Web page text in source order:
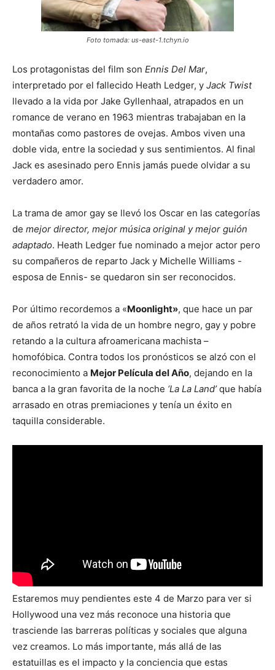
Foto tomada: us-east-1.tchyn.io
Los protagonistas del film son Ennis Del Mar,
interpretado por el fallecido Heath Ledger, y Jack Twist
llevado a la vida por Jake Gyllenhaal, atrapados en un
romance de verano en 1963 mientras trabajaban en la
montañas como pastores de ovejas. Ambos viven una
doble vida, entre la sociedad y sus sentimientos. Al final
Jack es asesinado pero Ennis jamás puede olvidar a su
verdadero amor.
La trama de amor gay se llevó los Oscar en las categorías
de mejor director, mejor música original y mejor guión
adaptado. Heath Ledger fue nominado a mejor actor pero
su compañeros de reparto Jack y Michelle Williams -
esposa de Ennis- se quedaron sin ser reconocidos.
Por último recordemos a «Moonlight», que hace un par
de años retrató la vida de un hombre negro, gay y pobre
retando a la cultura afroamericana machista –
homofóbica. Contra todos los pronósticos se alzó con el
reconocimiento a Mejor Película del Año, dejando en la
banca a la gran favorita de la noche ‘La La Land’que había
arrasado en otras premiaciones y tenía un éxito en
taquilla considerable.
Estaremos muy pendientes este 4 de Marzo para ver si
Hollywood una vez más reconoce una historia que
trasciende las barreras políticas y sociales que alguna
vez creamos. Lo más importante, más allá de las
estatuillas es el impacto y la conciencia que estas